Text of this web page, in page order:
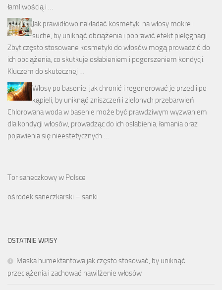
łamliwością i …
Jak prawidłowo nakładać kosmetyki na włosy mokre i
suche, by uniknąć obciążenia i poprawić efekt pielęgnacji
Zbyt często stosowane kosmetyki do włosów mogą prowadzić do
ich obciążenia, co skutkuje osłabieniem i pogorszeniem kondycji.
Kluczem do skutecznej …
Włosy po basenie: jak chronić i regenerować je przed i po
kąpieli, by uniknąć zniszczeń i zielonych przebarwień
Chlorowana woda w basenie może być prawdziwym wyzwaniem
dla kondycji włosów, prowadząc do ich osłabienia, łamania oraz
pojawienia się nieestetycznych …
Tor saneczkowy w Polsce
ośrodek saneczkarski – sanki
OSTATNIE WPISY
Maska humektantowa jak często stosować, by uniknąć
przeciążenia i zachować nawilżenie włosów